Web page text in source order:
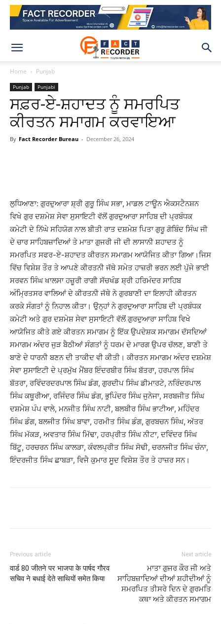
Home Punjab
Punjab Punjabi
ਸਫ਼ਰ-ਏ-ਸ਼ਹਾਦਤ ਨੂੰ ਸਮਰਪਿਤ
ਕੀਰਤਨ ਸਮਾਗਮ ਕਰਵਾਇਆ
By Fact Recorder Bureau - December 26, 2024
ਲੁਧਿਆਣਾ: ਗੁਰਦੁਆਰਾ ਸ਼੍ਰੀ ਗੁਰੂ ਸਿੰਘ ਸਭਾ, ਮਾਡਲ ਟਾਊਨ ਐਕਸਟੈਨਸ਼ਨ
ਵਿਖੇ ਗੁਰ ਦਸ਼ਮੇਸ਼ ਸੇਵਾ ਸੁਸਾਇਟੀ ਵੱਲੋਂ ਗੁਰਦੁਆਰਾ ਸਾਹਿਬ ਦੀ ਪ੍ਰਬੰਧਕ
ਕਮੇਟੀ ਦੇ ਨਿੱਘੇ ਸਹਿਯੋਗ ਨਾਲ ਬੀਤੀ ਰਾਤ ਦਸ਼ਮੇਸ਼ ਪਿਤਾ ਗੁਰੂ ਗੋਬਿੰਦ ਸਿੰਘ ਜੀ
ਦੇ ਚਾਰ ਸਾਹਿਬਜ਼ਾਦਿਆਂ ਤੇ ਮਾਤਾ ਗੁਜਰੀ ਜੀ ਦੀ ਲਾਸਾਨੀ ਸ਼ਹਾਦਤ ਨੂੰ
ਸਮਰਪਿਤ ਸਫਰ-ਏ-ਸ਼ਹਾਦਤ ਕੀਰਤਨ ਸਮਾਗਮ ਆਯੋਜਿਤ ਕੀਤਾ ਗਿਆ।ਜਿਸ
ਵਿੱਚ ਵਿਸ਼ੇਸ਼ ਤੌਰ ਤੇ ਆਪਣੇ ਕੀਰਤਨੀ ਜੱਥੇ ਸਮੇਤ ਹਾਜ਼ਰੀ ਭਰਨ ਲਈ ਪੁੱਜੇ ਭਾਈ
ਸਰਵਨ ਸਿੰਘ ਖਾਲਸਾ ਹਜ਼ੂਰੀ ਰਾਗੀ ਸੱਚਖੰਡ ਸ਼੍ਰੀ ਹਰਿਮੰਦਰ ਸਾਹਿਬ
ਅੰਮ੍ਰਿਤਸਰ ਵਾਲਿਆਂ ਦੇ ਕੀਰਤਨੀ ਜੱਥੇ ਨੇ ਗੁਰਬਾਣੀ ਦਾ ਇਲਾਹੀ ਕੀਰਤਨ
ਕਰਕੇ ਸੰਗਤਾਂ ਨੂੰ ਨਿਹਾਲ ਕੀਤਾ। ਉਨ੍ਹਾਂ ਨੇ ਗੁਰਦੁਆਰਾ ਸਾਹਿਬ ਦੀ ਪ੍ਰਬੰਧਕ
ਕਮੇਟੀ ਅਤੇ ਗੁਰ ਦਸ਼ਮੇਸ਼ ਸੇਵਾ ਸੁਸਾਇਟੀ ਵੱਲੋਂ ਗੁਰਦੁਆਰਾ ਸਾਹਿਬ ਵਿਖੇ
ਆਯੋਜਿਤ ਕੀਤੇ ਗਏ ਕੀਰਤਨ ਸਮਾਗਮ ਨੂੰ ਇੱਕ ਉਪਦੇਸ਼ਕ ਸਮਾਗਮ ਦੱਸਦਿਆਂ
ਸਮਾਗਮ ਅੰਦਰ ਜੁੜ ਬੈਠੀਆਂ ਸੰਗਤਾਂ ਨੂੰ ਧਰਮ ਦੇ ਮਾਰਗ ਉਪਰ ਚੱਲਣ, ਬਾਣੀ ਤੇ
ਬਾਣੇ ਦੇ ਧਾਰਨੀ ਬਣਨ ਦੀ ਤਾਕੀਦ ਵੀ ਕੀਤੀ। ਕੀਰਤਨ ਸਮਾਗਮ ਅੰਦਰ ਦਸ਼ਮੇਸ਼
ਸੇਵਾ ਸੁਸਾਇਟੀ ਦੇ ਪ੍ਰਮੁੱਖ ਮੈਂਬਰ ਇੰਦਰਬੀਰ ਸਿੰਘ ਬੱਤਰਾ, ਹਰਪਾਲ ਸਿੰਘ
ਬੱਤਰਾ, ਰਵਿੰਦਰਦਰਪਾਲ ਸਿੰਘ ਡੰਗ, ਗੁਰਦੀਪ ਸਿੰਘ ਡੀਮਾਰਟੇ, ਨਰਿੰਦਰਪਾਲ
ਸਿੰਘ ਕਥੂਰੀਆ, ਰਜਿੰਦਰ ਸਿੰਘ ਡੰਗ, ਭੁਪਿੰਦਰ ਸਿੰਘ ਜੁਨੇਜਾ, ਸਰਬਜੀਤ ਸਿੰਘ
ਦਸ਼ਮੇਸ਼ ਪੰਪ ਵਾਲੇ, ਮਨਜੀਤ ਸਿੰਘ ਨਾਟੀ, ਬਲਬੀਰ ਸਿੰਘ ਭਾਟੀਆ, ਮਹਿੰਦਰ
ਸਿੰਘ ਡੰਗ, ਬਲਜੀਤ ਸਿੰਘ ਬਾਵਾ, ਹਰਮੀਤ ਸਿੰਘ ਡੰਗ, ਗੁਰਬਚਨ ਸਿੰਘ, ਅੱਤਰ
ਸਿੰਘ ਮੱਕੜ, ਅਵਤਾਰ ਸਿੰਘ ਮਿੱਢਾ, ਹਰਪ੍ਰੀਤ ਸਿੰਘ ਨੀਟਾ, ਦਵਿੰਦਰ ਸਿੰਘ
ਬਿੱਟੂ, ਹਰਚਰਨ ਸਿੰਘ ਕਾਲੜਾ, ਕੰਵਲਪ੍ਰੀਤ ਸਿੰਘ ਸੋਢੀ, ਚਰਨਜੀਤ ਸਿੰਘ ਚੰਨਾ,
ਇੰਦਰਜੀਤ ਸਿੰਘ ਛਾਬੜਾ, ਵਿਜੈ ਕੁਮਾਰ ਸੂਦ ਵਿਸ਼ੇਸ਼ ਤੌਰ ਤੇ ਹਾਜ਼ਰ ਸਨ।
Previous article
वार्ड 80 जीतने पर भाजपा के पार्षद गौरव
सचिव ने बधाई देते साथियों समेत किया
Next article
ਮਾਤਾ ਗੁਜਰ ਕੌਰ ਜੀ ਅਤੇ
ਸਾਹਿਬਜ਼ਾਦਿਆਂ ਦੀਆਂ ਸ਼ਹੀਦੀਆਂ ਨੂੰ
ਸਮਰਪਿਤ ਤੀਸਰੇ ਦਿਨ ਦੇ ਗੁਰਮਤਿ
ਕਥਾ ਅਤੇ ਕੀਰਤਨ ਸਮਾਗਮ